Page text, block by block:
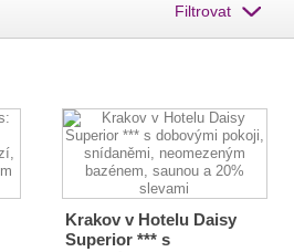
Filtrovat
Krakov v Hotelu Daisy
Superior *** s